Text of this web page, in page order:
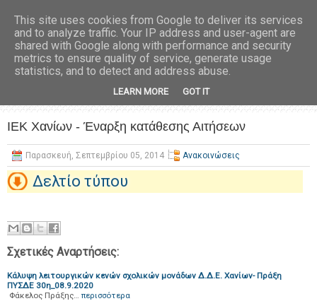
ΙΕΚ Χανίων - Έναρξη κατάθεσης Αιτήσεων
Παρασκευή, Σεπτεμβρίου 05, 2014 Ανακοινώσεις
Δελτίο τύπου
Σχετικές Αναρτήσεις:
Κάλυψη λειτουργικών κενών σχολικών μονάδων Δ.Δ.Ε. Χανίων- Πράξη
ΠΥΣΔΕ 30η_08.9.2020
Φάκελος Πράξης… περισσότερα
This site uses cookies from Google to deliver its services
and to analyze traffic. Your IP address and user-agent are
shared with Google along with performance and security
metrics to ensure quality of service, generate usage
statistics, and to detect and address abuse.
LEARN MORE GOT IT